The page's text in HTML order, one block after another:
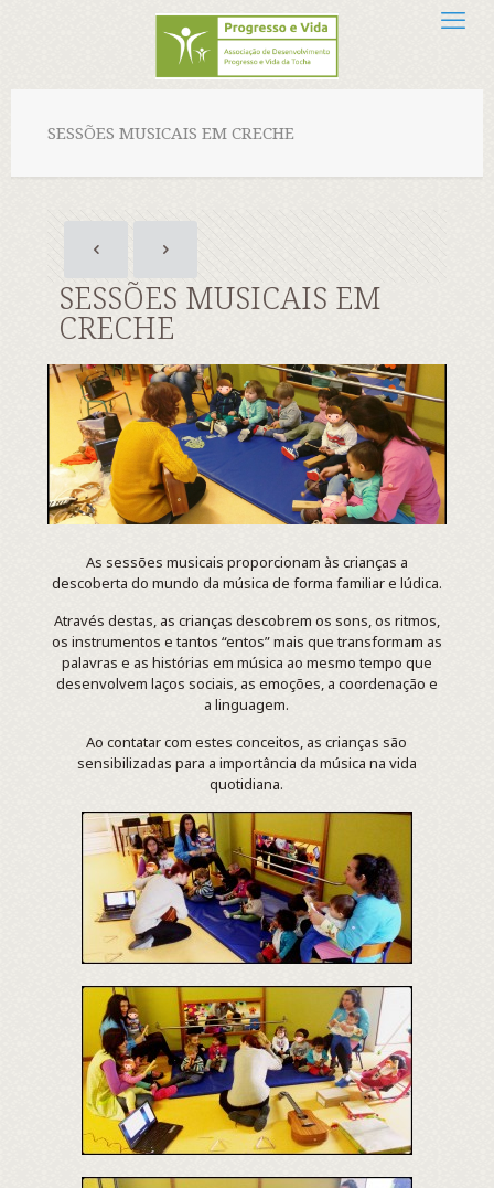
SESSÕES MUSICAIS EM CRECHE
SESSÕES MUSICAIS EM
CRECHE
As sessões musicais proporcionam às crianças a
descoberta do mundo da música de forma familiar e lúdica.
Através destas, as crianças descobrem os sons, os ritmos,
os instrumentos e tantos “entos” mais que transformam as
palavras e as histórias em música ao mesmo tempo que
desenvolvem laços sociais, as emoções, a coordenação e
a linguagem.
Ao contatar com estes conceitos, as crianças são
sensibilizadas para a importância da música na vida
quotidiana.